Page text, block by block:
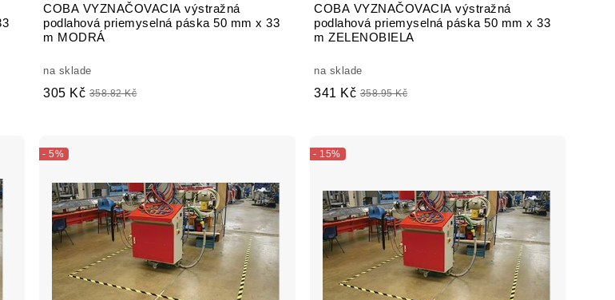
COBA VYZNAČOVACIA výstražná
podlahová priemyselná páska 50 mm x 33
m MODRÁ
na sklade
305 Kč 358.82 Kč
COBA VYZNAČOVACIA výstražná
podlahová priemyselná páska 50 mm x 33
m ZELENOBIELA
na sklade
341 Kč 358.95 Kč
- 5% - 15%